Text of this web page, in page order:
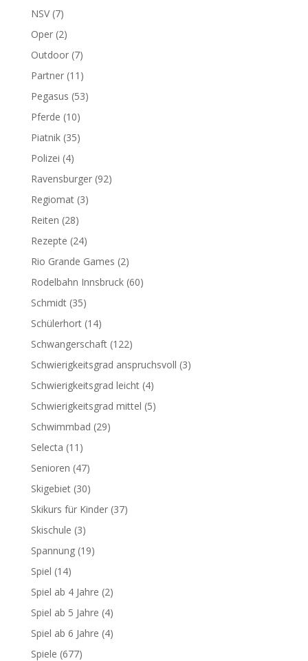
NSV(7)
Oper(2)
Outdoor(7)
Partner(11)
Pegasus (53)
Pferde (10)
Piatnik(35)
Polizei (4)
Ravensburger(92)
Regiomat(3)
Reiten (28)
Rezepte (24)
Rio Grande Games (2)
Rodelbahn Innsbruck(60)
Schmidt(35)
Schülerhort(14)
Schwangerschaft(122)
Schwierigkeitsgrad anspruchsvoll (3)
Schwierigkeitsgrad leicht(4)
Schwierigkeitsgrad mittel (5)
Schwimmbad (29)
Selecta (11)
Senioren (47)
Skigebiet(30)
Skikurs für Kinder(37)
Skischule (3)
Spannung(19)
Spiel (14)
Spiel ab 4 Jahre (2)
Spiel ab 5 Jahre (4)
Spiel ab 6 Jahre (4)
Spiele (677)